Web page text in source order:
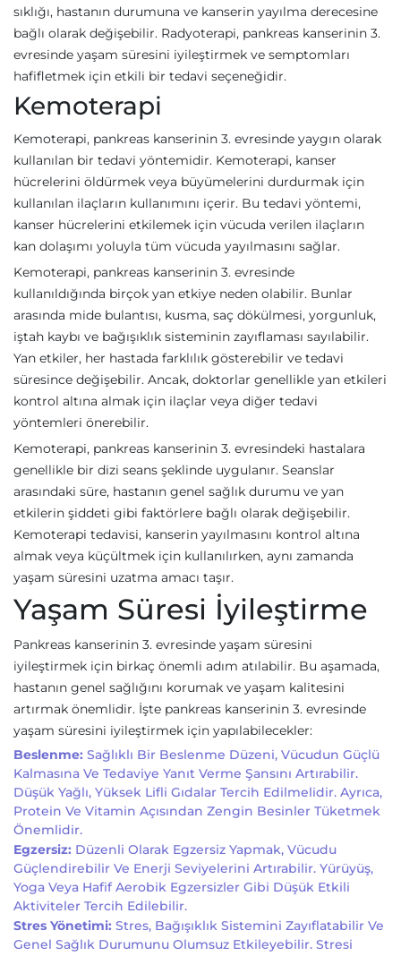
sıklığı, hastanın durumuna ve kanserin yayılma derecesine
bağlı olarak değişebilir. Radyoterapi, pankreas kanserinin 3.
evresinde yaşam süresini iyileştirmek ve semptomları
hafifletmek için etkili bir tedavi seçeneğidir.
Kemoterapi
Kemoterapi, pankreas kanserinin 3. evresinde yaygın olarak
kullanılan bir tedavi yöntemidir. Kemoterapi, kanser
hücrelerini öldürmek veya büyümelerini durdurmak için
kullanılan ilaçların kullanımını içerir. Bu tedavi yöntemi,
kanser hücrelerini etkilemek için vücuda verilen ilaçların
kan dolaşımı yoluyla tüm vücuda yayılmasını sağlar.
Kemoterapi, pankreas kanserinin 3. evresinde
kullanıldığında birçok yan etkiye neden olabilir. Bunlar
arasında mide bulantısı, kusma, saç dökülmesi, yorgunluk,
iştah kaybı ve bağışıklık sisteminin zayıflaması sayılabilir.
Yan etkiler, her hastada farklılık gösterebilir ve tedavi
süresince değişebilir. Ancak, doktorlar genellikle yan etkileri
kontrol altına almak için ilaçlar veya diğer tedavi
yöntemleri önerebilir.
Kemoterapi, pankreas kanserinin 3. evresindeki hastalara
genellikle bir dizi seans şeklinde uygulanır. Seanslar
arasındaki süre, hastanın genel sağlık durumu ve yan
etkilerin şiddeti gibi faktörlere bağlı olarak değişebilir.
Kemoterapi tedavisi, kanserin yayılmasını kontrol altına
almak veya küçültmek için kullanılırken, aynı zamanda
yaşam süresini uzatma amacı taşır.
Yaşam Süresi İyileştirme
Pankreas kanserinin 3. evresinde yaşam süresini
iyileştirmek için birkaç önemli adım atılabilir. Bu aşamada,
hastanın genel sağlığını korumak ve yaşam kalitesini
artırmak önemlidir. İşte pankreas kanserinin 3. evresinde
yaşam süresini iyileştirmek için yapılabilecekler:
Beslenme: Sağlıklı Bir Beslenme Düzeni, Vücudun Güçlü
Kalmasına Ve Tedaviye Yanıt Verme Şansını Artırabilir.
Düşük Yağlı, Yüksek Lifli Gıdalar Tercih Edilmelidir. Ayrıca,
Protein Ve Vitamin Açısından Zengin Besinler Tüketmek
Önemlidir.
Egzersiz: Düzenli Olarak Egzersiz Yapmak, Vücudu
Güçlendirebilir Ve Enerji Seviyelerini Artırabilir. Yürüyüş,
Yoga Veya Hafif Aerobik Egzersizler Gibi Düşük Etkili
Aktiviteler Tercih Edilebilir.
Stres Yönetimi: Stres, Bağışıklık Sistemini Zayıflatabilir Ve
Genel Sağlık Durumunu Olumsuz Etkileyebilir. Stresi